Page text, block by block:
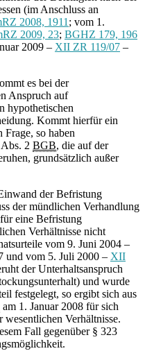
(im Anschluss an
2008, 1911; vom 1.
2009, 23; BGHZ 179, 196
2009 – XII ZR 119/07 –
es bei der
Anspruch auf
hypothetischen
Kommt hierfür ein
so haben
2 BGB, die auf der
grundsätzlich außer
der Befristung
der mündlichen Verhandlung
eine Befristung
Verhältnisse nicht
vom 9. Juni 2004 –
und vom 5. Juli 2000 – XII
der Unterhaltsanspruch
und wurde
festgelegt, so ergibt sich aus
am 1. Januar 2008 für sich
Verhältnisse.
Fall gegenüber § 323